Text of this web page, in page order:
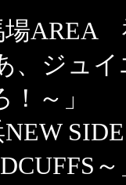
場AREA
、ジュ
～」
～